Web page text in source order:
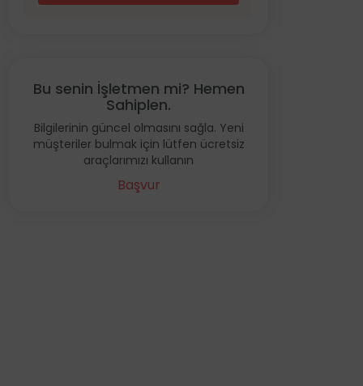
Bu senin İşletmen mi? Hemen
Sahiplen.
Bilgilerinin güncel olmasını sağla. Yeni
müşteriler bulmak için lütfen ücretsiz
araçlarımızı kullanın
Başvur